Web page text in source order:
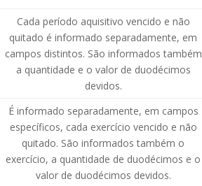
Cada período aquisitivo vencido e não
quitado é informado separadamente, em
campos distintos. São informados também
a quantidade e o valor de duodécimos
devidos.
É informado separadamente, em campos
específicos, cada exercício vencido e não
quitado. São informados também o
exercício, a quantidade de duodécimos e o
valor de duodécimos devidos.